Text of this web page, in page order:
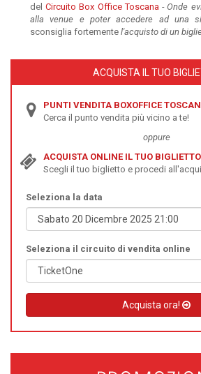
delCircuito Box Office Toscana - Onde
alla venue e poter accedere ad una
sconsiglia fortemente l'acquisto di un
ACQUISTA IL TUO
PUNTI VENDITA BOXOFFICE
Cerca il punto vendita più vicino a te!
oppure
ACQUISTA ONLINE IL TUO BIGLIETTO
Scegli il tuo biglietto e procedi
Seleziona la data
Seleziona il circuito di vendita online
Acquista ora!